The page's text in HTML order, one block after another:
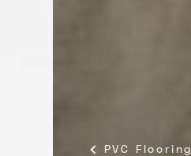
PVC Flooring